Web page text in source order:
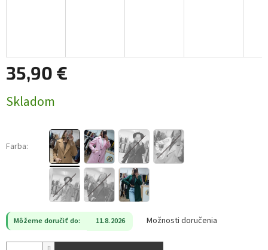
35,90 €
cena:
Skladom
Farba:
Môžeme doručiť do: 11.8.2026 Možnosti doručenia